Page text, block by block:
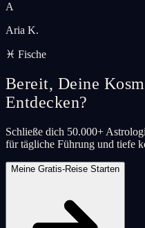
A
Aria K.
♓ Fische
Bereit, Deine
Entdecken?
Schließe dich 50.000+
für tägliche Führung und tiefe
Meine Gratis-Reise Starten